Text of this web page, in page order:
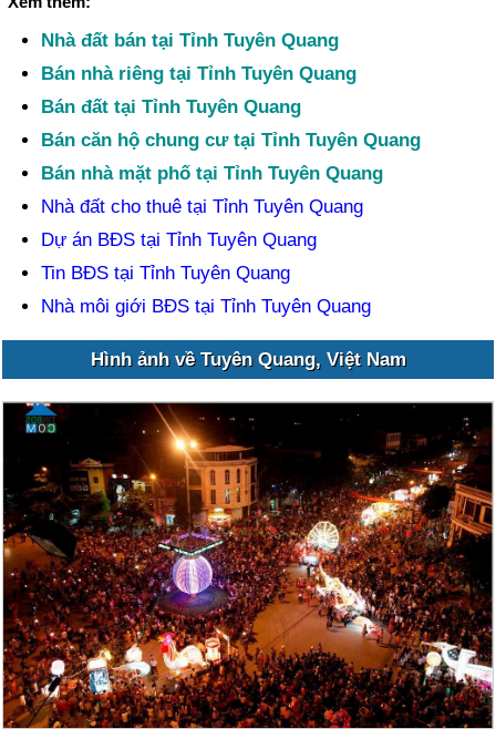
Nhà đất bán tại Tỉnh Tuyên Quang
Bán nhà riêng tại Tỉnh Tuyên Quang
Bán đất tại Tỉnh Tuyên Quang
Bán căn hộ chung cư tại Tỉnh Tuyên Quang
Bán nhà mặt phố tại Tỉnh Tuyên Quang
Nhà đất cho thuê tại Tỉnh Tuyên Quang
Dự án BĐS tại Tỉnh Tuyên Quang
Tin BĐS tại Tỉnh Tuyên Quang
Nhà môi giới BĐS tại Tỉnh Tuyên Quang
Hình ảnh về Tuyên Quang, Việt Nam